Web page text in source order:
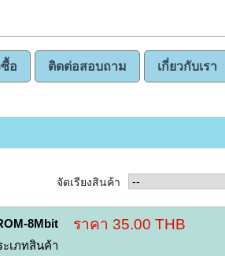
อ ติดต่อสอบถาม เกี่ยวกับเรา
จัดเรียงสินค้า
8Mbit
ะเภทสินค้า
ราคา 35.00 THB